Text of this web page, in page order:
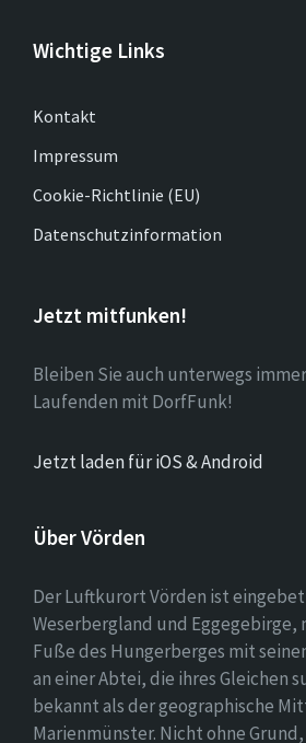
Wichtige Links
Kontakt
Impressum
Cookie-Richtlinie (EU)
Datenschutzinformation
Jetzt mitfunken!
Bleiben Sie auch unterwegs
Laufenden mit DorfFunk!
Jetzt laden für iOS & Android
Über Vörden
Der Luftkurort Vörden ist
Weserbergland und Eggegebirge,
Fuße des Hungerberges mit
an einer Abtei, die ihres Gleichen
bekannt als der geographische
Marienmünster. Nicht ohne